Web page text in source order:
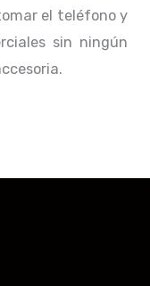
el teléfono y
sin ningún